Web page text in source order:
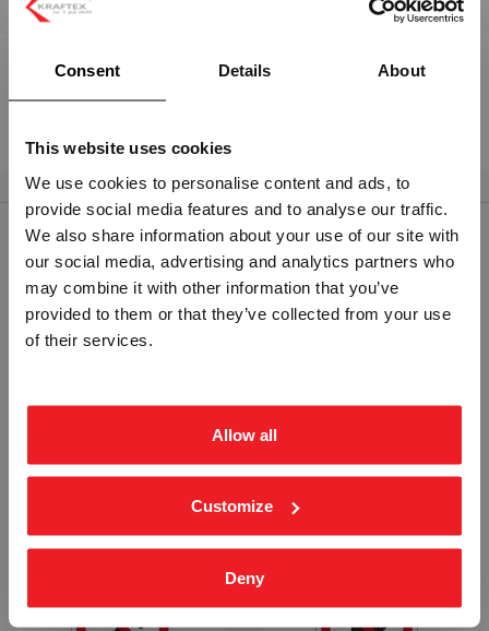
Consent Details About
This website uses cookies
We use cookies to personalise content and ads, to
provide social media features and to analyse our traffic.
We also share information about your use of our site with
our social media, advertising and analytics partners who
may combine it with other information that you’ve
provided to them or that they’ve collected from your use
of their services.
Allow all
Customize
Deny
Beskrivelse:
RELATERTE PRODUKTER
FARLIG OMRÅDE ADGANG
FORBUDT - HVIT PVC SKILT
Frakr 220,00
UVEDKOMMENDE INGEN ADGANG -
HVIT PVC SKILT
Frakr 220,00
Vennligst velg portal
BEDRIFT PRIVAT